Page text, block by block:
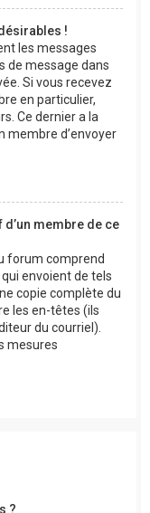
!
les messages
de message dans
Si vous recevez
en particulier,
Ce dernier a la
membre d’envoyer
membre de ce
forum comprend
envoient de tels
copie complète du
les en-têtes (ils
du courriel).
mesures
?